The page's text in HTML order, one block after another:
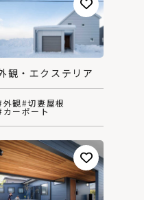
観・エクステリア
外観#切妻屋根
カーポート